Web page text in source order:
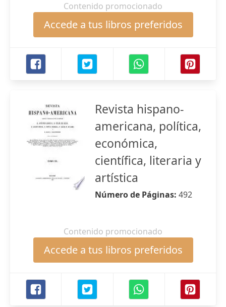
Contenido promocionado
Accede a tus libros preferidos
Revista hispano-
americana, política,
económica,
científica, literaria y
artística
Número de Páginas: 492
Contenido promocionado
Accede a tus libros preferidos